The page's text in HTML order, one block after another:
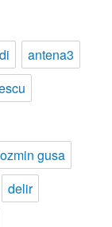
antena3
gusa
delir